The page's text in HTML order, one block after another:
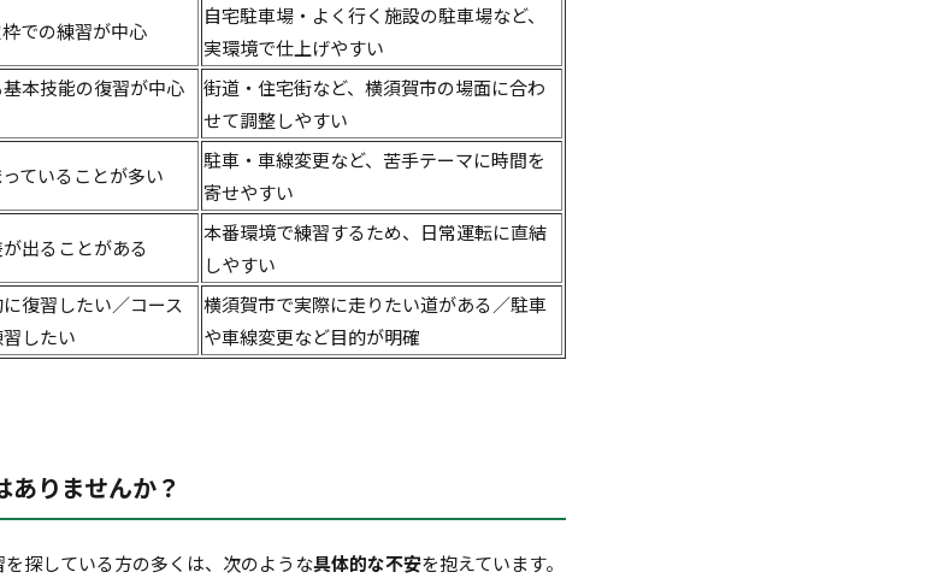
での練習が中心
自宅駐車場・よく行く施設の駐車場など、
実環境で仕上げやすい
本技能の復習が中心
街道・住宅街など、横須賀市の場面に合わ
せて調整しやすい
ていることが多い
駐車・車線変更など、苦手テーマに時間を
寄せやすい
出ることがある
本番環境で練習するため、日常運転に直結
しやすい
復習したい／コース
したい
横須賀市で実際に走りたい道がある／駐車
や車線変更など目的が明確
りませんか？
探している方の多くは、次のような具体的な不安を抱えています。